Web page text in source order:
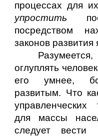
процессах для
упростить
посредством
законов
оглуплять
его умнее,
развитым. Что
управленческих
для массы
следует вести